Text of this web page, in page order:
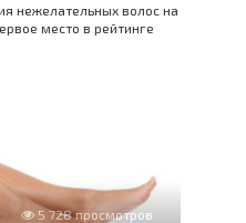
нежелательных волос на
место в рейтинге
5 728 просмотров